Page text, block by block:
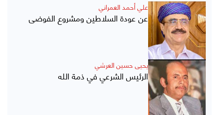
علي أحمد العمراني
عن عودة السلاطين ومشروع الفوضى
يحيى حسين العرشي
الرئيس الشرعي في ذمة الله